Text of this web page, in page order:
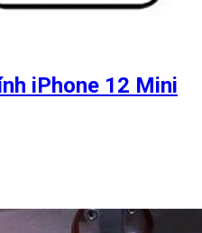
iPhone 12 Mini